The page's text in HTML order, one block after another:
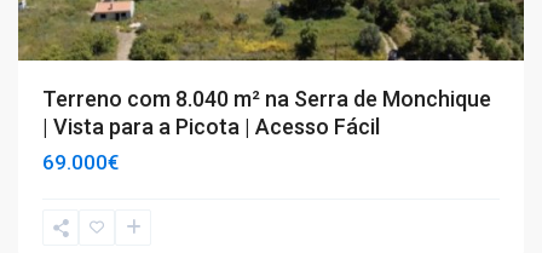
Terreno com 8.040 m² na Serra de Monchique
| Vista para a Picota | Acesso Fácil
69.000€